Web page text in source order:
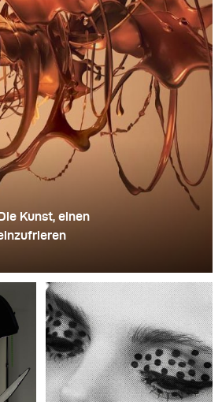
Kunst, einen
aus Kunststoff. Er
bohrte ein Loch durch die Mitte
und steckte sie anschließend
entstand eine mehrschichtige,
die die Flüssigkeit zunächst
freigeben konnte.